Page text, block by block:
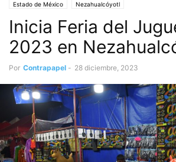
Estado de México Nezahualcóyotl
Inicia Feria del
2023 en
Por Contrapapel - 28 diciembre, 2023